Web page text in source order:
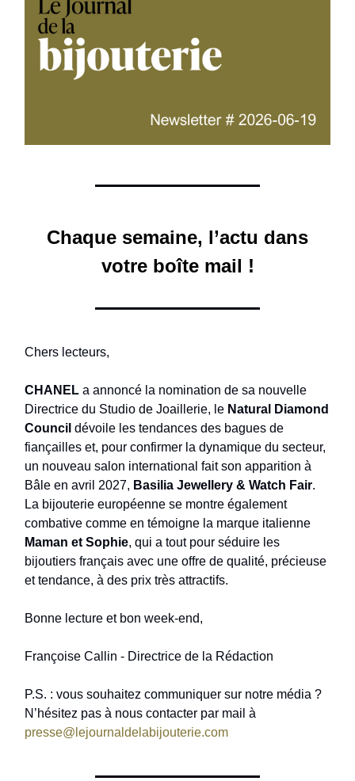
Chaque semaine, l’actu dans
votre boîte mail !
Chers lecteurs,
CHANEL a annoncé la nomination de sa nouvelle
Directrice du Studio de Joaillerie, le Natural Diamond
Council dévoile les tendances des bagues de
fiançailles et, pour confirmer la dynamique du secteur,
un nouveau salon international fait son apparition à
Bâle en avril 2027, Basilia Jewellery & Watch Fair.
La bijouterie européenne se montre également
combative comme en témoigne la marque italienne
Maman et Sophie, qui a tout pour séduire les
bijoutiers français avec une offre de qualité, précieuse
et tendance, à des prix très attractifs.
Bonne lecture et bon week-end,
Françoise Callin - Directrice de la Rédaction
P.S. : vous souhaitez communiquer sur notre média ?
N’hésitez pas à nous contacter par mail à
presse@lejournaldelabijouterie.com